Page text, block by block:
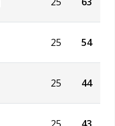
25 54
25 44